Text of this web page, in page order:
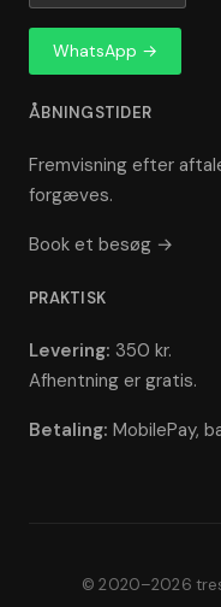
WhatsApp →
ÅBNINGSTIDER
Fremvisning efter
forgæves.
Book et besøg →
PRAKTISK
Levering: 350 kr.
Afhentning er gratis.
Betaling: MobilePay,
© 2020–2026